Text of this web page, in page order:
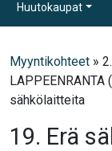
Huutokaupat
Myyntikohteet »
sähkölaitteita
19. Erä